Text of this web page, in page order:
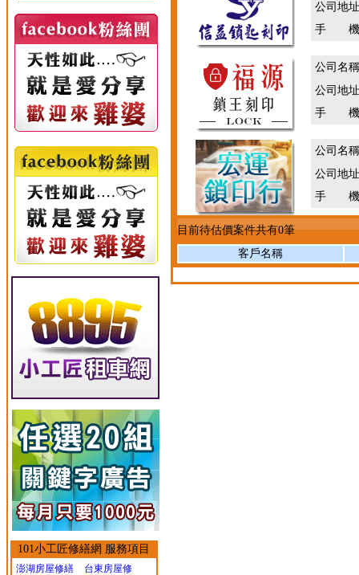
101小工匠修繕網 服務項目
澎湖房屋修繕
台東房屋修
公司地
手 機
公司名
公司地
手 機
公司名
公司地
手 機
目前待估價案件共有0筆
客戶名稱